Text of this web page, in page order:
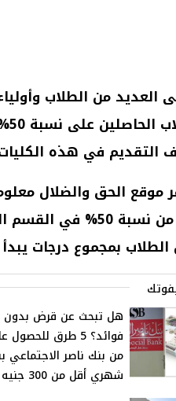
العديد من الطلاب
التقديم في هذه
موقع الحق والضلال
الطلاب بمجموع درجات يبدأ من 205
هل تبحث عن قرض بدون
فوائد؟ 5 طرق للحصول
من بنك ناصر
شهري أقل من 300 جنيه